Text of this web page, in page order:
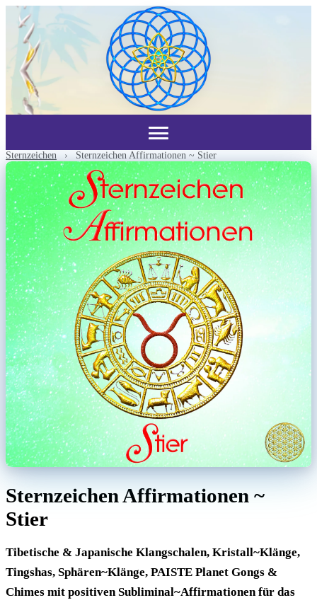
Sternzeichen › Sternzeichen Affirmationen ~ Stier
Sternzeichen Affirmationen ~
Stier
Tibetische & Japanische Klangschalen, Kristall~Klänge,
Tingshas, Sphären~Klänge, PAISTE Planet Gongs &
Chimes mit positiven Subliminal~Affirmationen für das